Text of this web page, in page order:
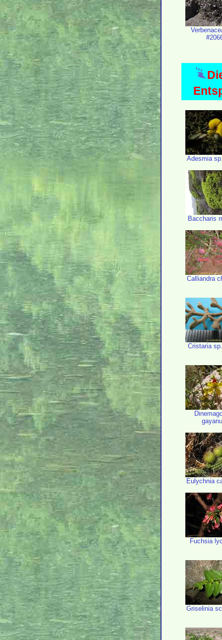
Adesmia
Baccharis
Calliandra
Cristaria
Eulychnia
Fuchsia
Griselinia